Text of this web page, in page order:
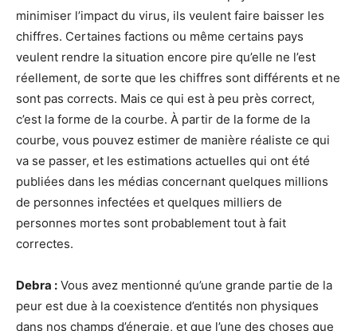
minimiser l’impact du virus, ils veulent faire baisser les
chiffres. Certaines factions ou même certains pays
veulent rendre la situation encore pire qu’elle ne l’est
réellement, de sorte que les chiffres sont différents et ne
sont pas corrects. Mais ce qui est à peu près correct,
c’est la forme de la courbe. À partir de la forme de la
courbe, vous pouvez estimer de manière réaliste ce qui
va se passer, et les estimations actuelles qui ont été
publiées dans les médias concernant quelques millions
de personnes infectées et quelques milliers de
personnes mortes sont probablement tout à fait
correctes.
Debra : Vous avez mentionné qu’une grande partie de la
peur est due à la coexistence d’entités non physiques
dans nos champs d’énergie, et que l’une des choses que